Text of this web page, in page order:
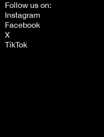
Follow us on:
Instagram
Facebook
X
TikTok